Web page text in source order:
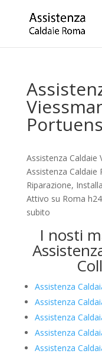
Assistenza Caldaie
Assistenza Caldaie
Riparazione,
Attivo su Roma
subito
I nosti
Assistenza
Assistenza
Assistenza
Assistenza
Assistenza